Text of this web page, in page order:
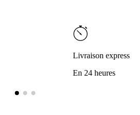
Livraison express
En 24 heures